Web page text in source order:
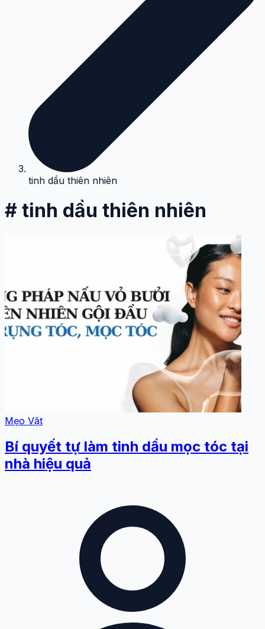
tinh dầu thiên nhiên
# tinh dầu thiên nhiên
Mẹo Vặt
Bí quyết tự làm tinh dầu mọc tóc tại
nhà hiệu quả